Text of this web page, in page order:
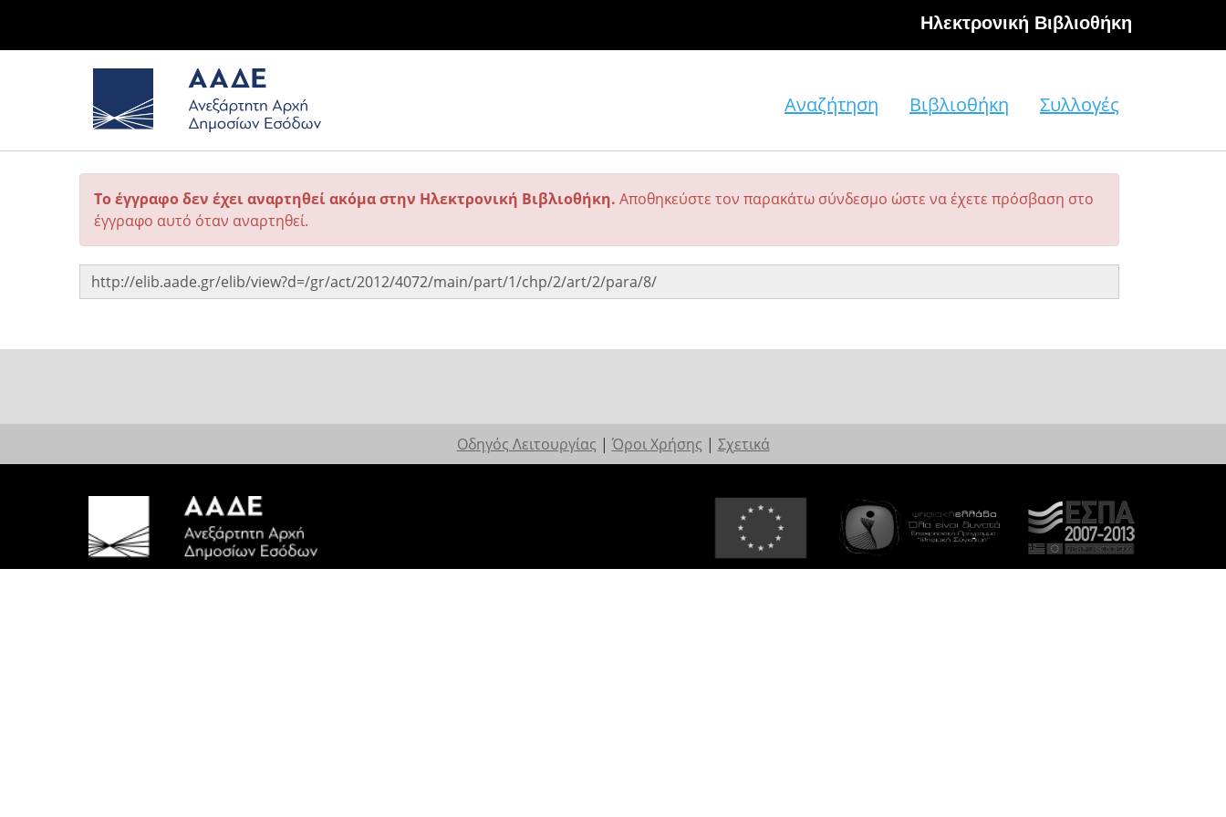
Hλεκτρονική Βιβλιοθήκη
Αναζήτηση Βιβλιοθήκη Συλλογές
Το έγγραφο δεν έχει αναρτηθεί ακόμα στην Ηλεκτρονική Βιβλιοθήκη. Αποθηκεύστε τον παρακάτω σύνδεσμο ώστε να έχετε πρόσβαση στο
έγγραφο αυτό όταν αναρτηθεί.
Οδηγός Λειτουργίας | Όροι Χρήσης | Σχετικά